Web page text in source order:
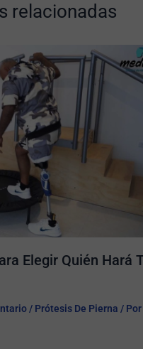
relacionadas
Elegir Quién Hará
/ Prótesis De Pierna / Por